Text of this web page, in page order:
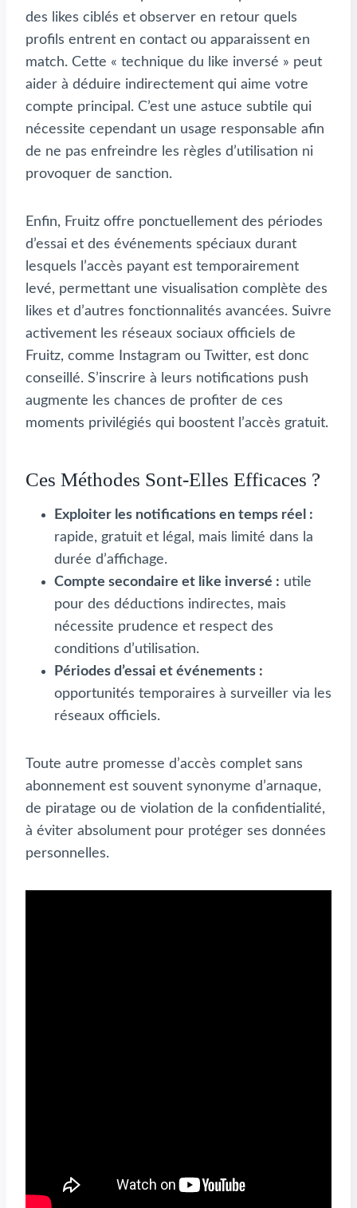
des likes ciblés et observer en retour quels
profils entrent en contact ou apparaissent en
match. Cette « technique du like inversé » peut
aider à déduire indirectement qui aime votre
compte principal. C’est une astuce subtile qui
nécessite cependant un usage responsable afin
de ne pas enfreindre les règles d’utilisation ni
provoquer de sanction.
Enfin, Fruitz offre ponctuellement des périodes
d’essai et des événements spéciaux durant
lesquels l’accès payant est temporairement
levé, permettant une visualisation complète des
likes et d’autres fonctionnalités avancées. Suivre
activement les réseaux sociaux officiels de
Fruitz, comme Instagram ou Twitter, est donc
conseillé. S’inscrire à leurs notifications push
augmente les chances de profiter de ces
moments privilégiés qui boostent l’accès gratuit.
Ces Méthodes Sont-Elles Efficaces ?
Exploiter les notifications en temps réel :
rapide, gratuit et légal, mais limité dans la
durée d’affichage.
Compte secondaire et like inversé : utile
pour des déductions indirectes, mais
nécessite prudence et respect des
conditions d’utilisation.
Périodes d’essai et événements :
opportunités temporaires à surveiller via les
réseaux officiels.
Toute autre promesse d’accès complet sans
abonnement est souvent synonyme d’arnaque,
de piratage ou de violation de la confidentialité,
à éviter absolument pour protéger ses données
personnelles.